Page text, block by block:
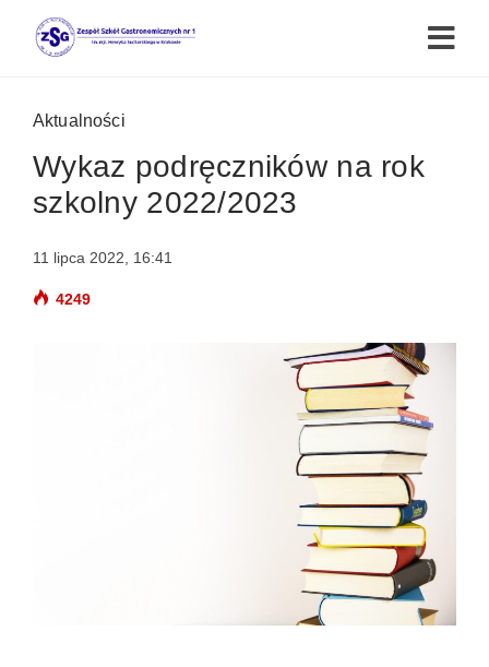
Aktualności
Wykaz podręczników na rok
szkolny 2022/2023
11 lipca 2022, 16:41
4249